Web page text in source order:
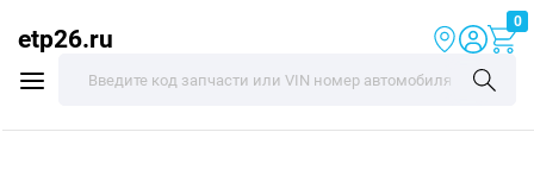
etp26.ru
0